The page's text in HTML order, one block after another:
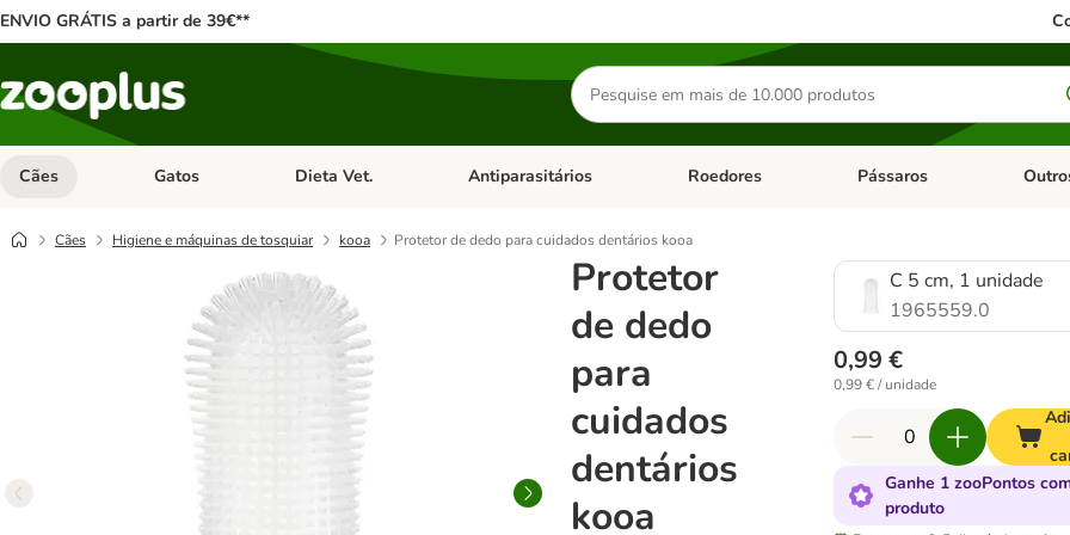
ENVIO GRÁTIS a partir de 39€**
Pesquisar
produtos
Cães Abrir menu de categoria: Cães
Gatos Abrir menu de categoria: Gatos
Dieta Vet. Abrir menu de categoria: Dieta Vet.
Antiparasitários Abrir menu de categoria: Antiparasitários
Roedores Abrir menu de categoria:
Pássaros Abrir
Cães Higiene e máquinas de tosquiar kooa Protetor de dedo para cuidados dentários kooa
Protetor
de dedo
para
cuidados
dentários
kooa
C 5 cm, 1 unidade
1965559.0
0,99 €
0,99 € / unidade
Ganhe 1 zooPontos
produto